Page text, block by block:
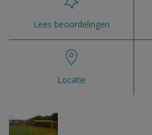
Lees beoordelingen
Locatie